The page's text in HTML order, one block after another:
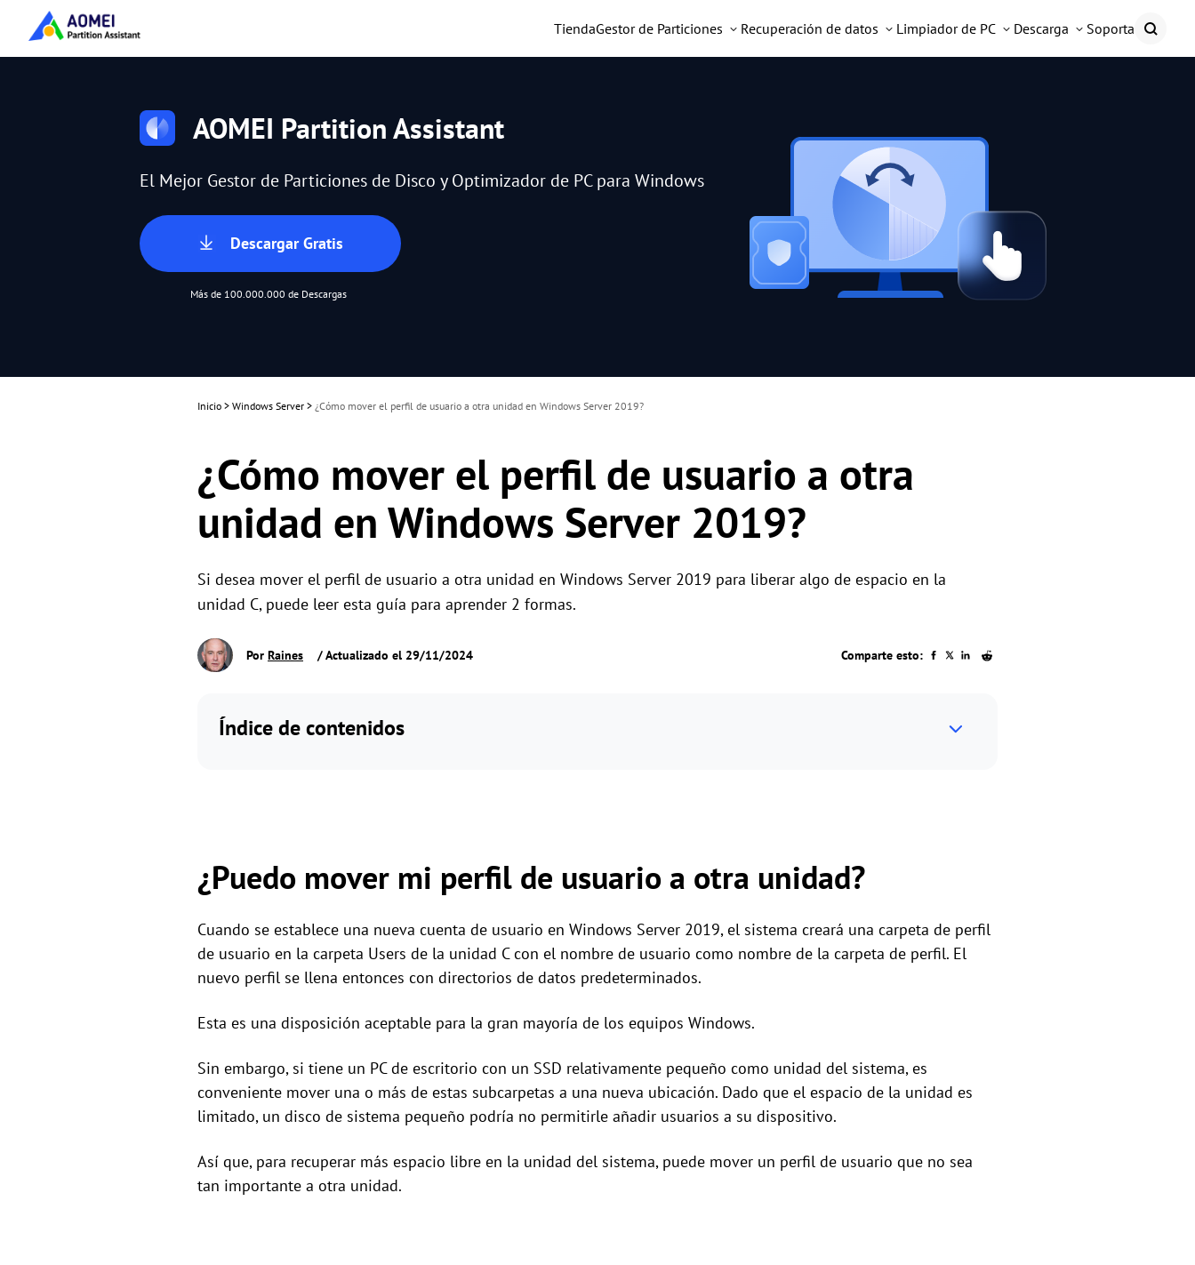
TiendaGestor de Particiones Recuperación de datos Limpiador de PC Descarga Soporta
AOMEI Partition Assistant
El Mejor Gestor de Particiones de Disco y Optimizador de PC para Windows
Descargar Gratis
Más de 100.000.000 de Descargas
Inicio > Windows Server > ¿Cómo mover el perfil de usuario a otra unidad en Windows Server 2019?
¿Cómo mover el perfil de usuario a otra
unidad en Windows Server 2019?
Si desea mover el perfil de usuario a otra unidad en Windows Server 2019 para liberar algo de espacio en la
unidad C, puede leer esta guía para aprender 2 formas.
Por Raines / Actualizado el 29/11/2024 Comparte esto:
Índice de contenidos
¿Puedo mover mi perfil de usuario a otra unidad?
Cuando se establece una nueva cuenta de usuario en Windows Server 2019, el sistema creará una carpeta de perfil
de usuario en la carpeta Users de la unidad C con el nombre de usuario como nombre de la carpeta de perfil. El
nuevo perfil se llena entonces con directorios de datos predeterminados.
Esta es una disposición aceptable para la gran mayoría de los equipos Windows.
Sin embargo, si tiene un PC de escritorio con un SSD relativamente pequeño como unidad del sistema, es
conveniente mover una o más de estas subcarpetas a una nueva ubicación. Dado que el espacio de la unidad es
limitado, un disco de sistema pequeño podría no permitirle añadir usuarios a su dispositivo.
Así que, para recuperar más espacio libre en la unidad del sistema, puede mover un perfil de usuario que no sea
tan importante a otra unidad.